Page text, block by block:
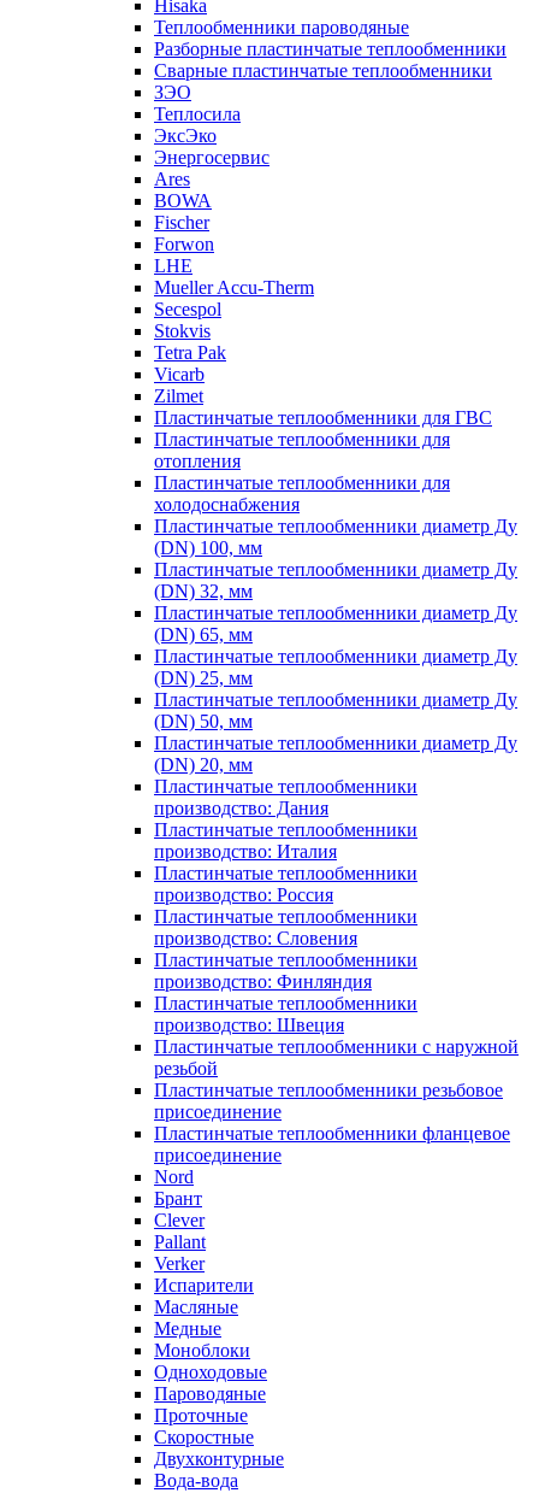
Hisaka
Теплообменники пароводяные
Разборные пластинчатые теплообменники
Сварные пластинчатые теплообменники
ЗЭО
Теплосила
ЭксЭко
Энергосервис
Ares
BOWA
Fischer
Forwon
LHE
Mueller Accu-Therm
Secespol
Stokvis
Tetra Pak
Vicarb
Zilmet
Пластинчатые теплообменники для ГВС
Пластинчатые теплообменники для
отопления
Пластинчатые теплообменники для
холодоснабжения
Пластинчатые теплообменники диаметр Ду
(DN) 100, мм
Пластинчатые теплообменники диаметр Ду
(DN) 32, мм
Пластинчатые теплообменники диаметр Ду
(DN) 65, мм
Пластинчатые теплообменники диаметр Ду
(DN) 25, мм
Пластинчатые теплообменники диаметр Ду
(DN) 50, мм
Пластинчатые теплообменники диаметр Ду
(DN) 20, мм
Пластинчатые теплообменники
производство: Дания
Пластинчатые теплообменники
производство: Италия
Пластинчатые теплообменники
производство: Россия
Пластинчатые теплообменники
производство: Словения
Пластинчатые теплообменники
производство: Финляндия
Пластинчатые теплообменники
производство: Швеция
Пластинчатые теплообменники с наружной
резьбой
Пластинчатые теплообменники резьбовое
присоединение
Пластинчатые теплообменники фланцевое
присоединение
Nord
Брант
Clever
Pallant
Verker
Испарители
Масляные
Медные
Моноблоки
Одноходовые
Пароводяные
Проточные
Скоростные
Двухконтурные
Вода-вода